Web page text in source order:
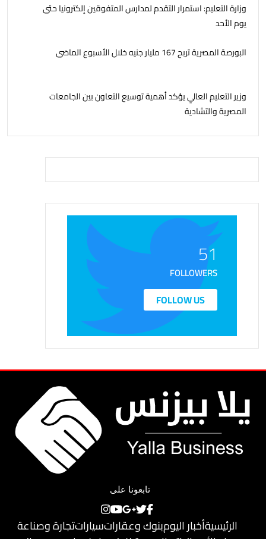
وزارة التعليم: استمرار التقدم لمدارس المتفوقين إلكترونيا حتى
يوم الأحد
البورصة المصرية تربح 167 مليار جنيه خلال الأسبوع الماضى
وزير التعليم العالي يؤكد أهمية توسيع التعاون بين الجامعات
المصرية والتشادية
51
FOLLOWERS
FOLLOW US
تابعونا على
الرئيسيةأخبار اليومبنوك وعقاراتسياراتتجارة وصناعة